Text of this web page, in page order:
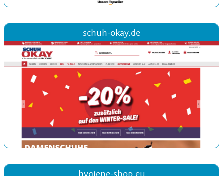
schuh-okay.de
hygiene-shop.eu